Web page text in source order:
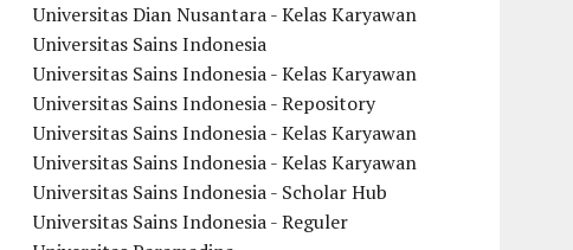
Universitas Dian Nusantara - Kelas Karyawan
Universitas Sains Indonesia
Universitas Sains Indonesia - Kelas Karyawan
Universitas Sains Indonesia - Repository
Universitas Sains Indonesia - Kelas Karyawan
Universitas Sains Indonesia - Kelas Karyawan
Universitas Sains Indonesia - Scholar Hub
Universitas Sains Indonesia - Reguler